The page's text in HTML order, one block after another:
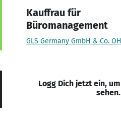
Kauffrau für
Büromanagement
GLS Germany GmbH & Co.
Logg Dich jetzt ein,
sehen.